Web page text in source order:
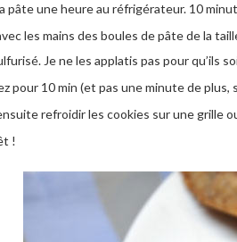
pâte une heure au réfrigérateur. 10
les mains des boules de pâte de la
Je ne les applatis pas pour qu’ils
pour 10 min (et pas une minute de plus,
refroidir les cookies sur une grille
!